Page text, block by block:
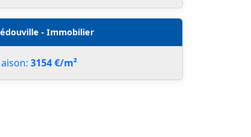
- Immobilier
3154 €/m²